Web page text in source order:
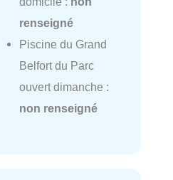
renseigné
Piscine du Grand
Belfort du Parc
ouvert dimanche :
non renseigné